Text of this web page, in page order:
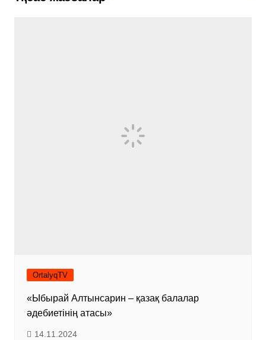
OrtalyqTV
«Ыбырай Алтынсарин – қазақ балалар
әдебиетінің атасы»
14.11.2024